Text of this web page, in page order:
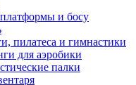
и босу
пилатеса и гимнастики
для аэробики
палки